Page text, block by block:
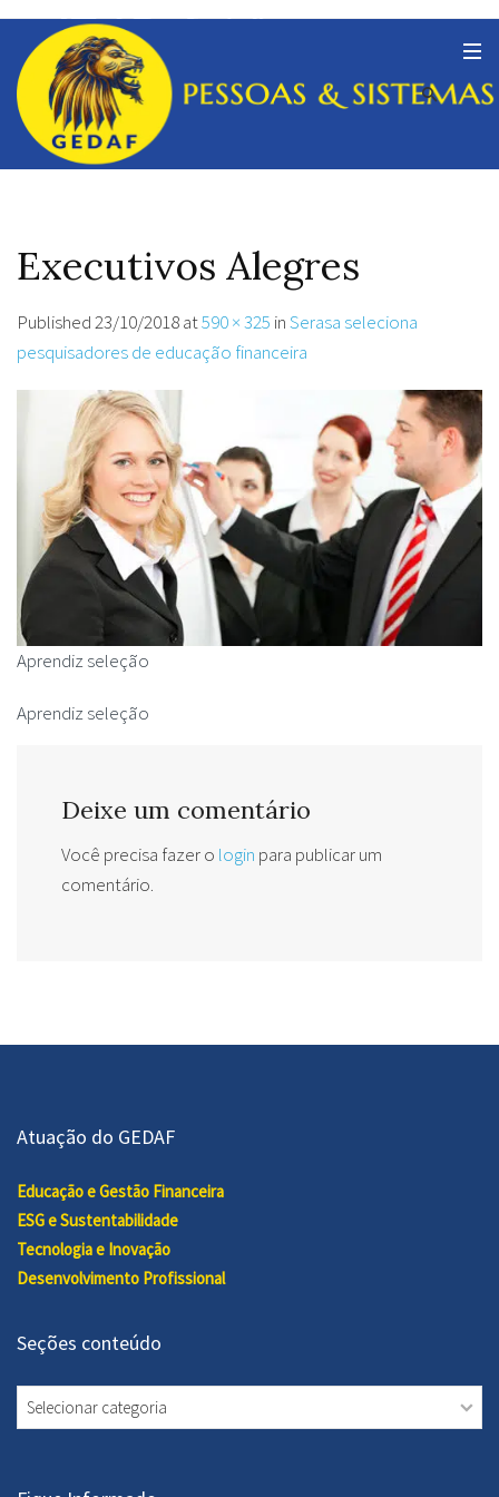
Executivos Alegres
Published23/10/2018at590 × 325 inSerasa seleciona
pesquisadores de educação financeira
Aprendiz seleção
Aprendiz seleção
Deixe um comentário
Você precisa fazer o login para publicar um
comentário.
Atuação do GEDAF
Educação e Gestão Financeira
ESG e Sustentabilidade
Tecnologia e Inovação
Desenvolvimento Profissional
Seções conteúdo
Seções
conteúdo